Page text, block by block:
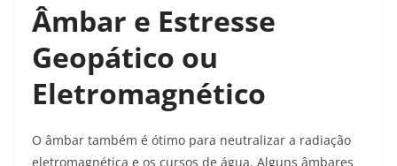
Âmbar e Estresse
Geopático ou
Eletromagnético
O âmbar também é ótimo para neutralizar a radiação
eletromagnética e os cursos de água. Alguns âmbares